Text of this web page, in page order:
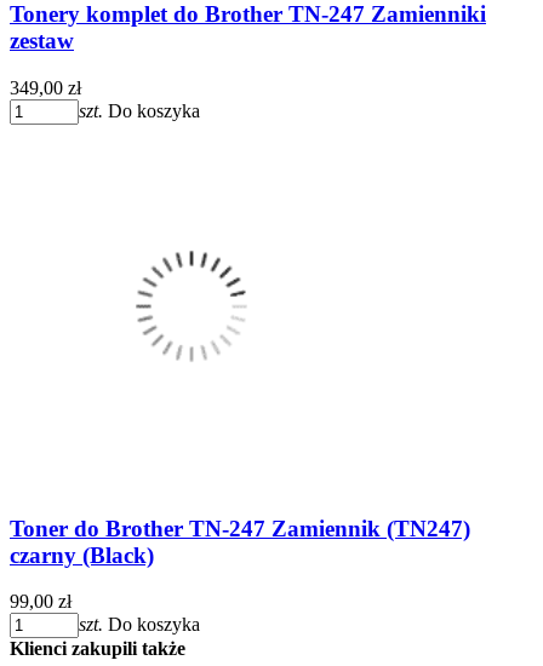
Tonery komplet do Brother TN-247 Zamienniki
zestaw
349,00 zł
szt. Do koszyka
Toner do Brother TN-247 Zamiennik (TN247)
czarny (Black)
99,00 zł
szt. Do koszyka
Klienci zakupili także